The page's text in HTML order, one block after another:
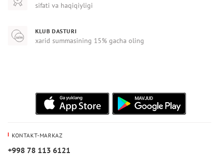
sifati va haqiqiyligi
KLUB DASTURI
xarid summasining 15% gacha oling
KONTAKT-MARKAZ
+998 78 113 6121